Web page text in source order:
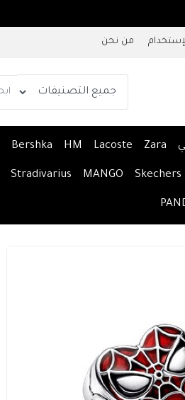
من نحن
Zara
Lacoste
HM
Bershka
Skechers
MANGO
Stradivarius